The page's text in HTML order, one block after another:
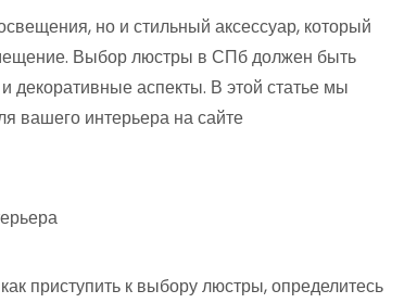
но и стильный аксессуар, который
Выбор люстры в СПб должен быть
декоративные аспекты. В этой статье мы
вашего интерьера на сайте
приступить к выбору люстры, определитесь